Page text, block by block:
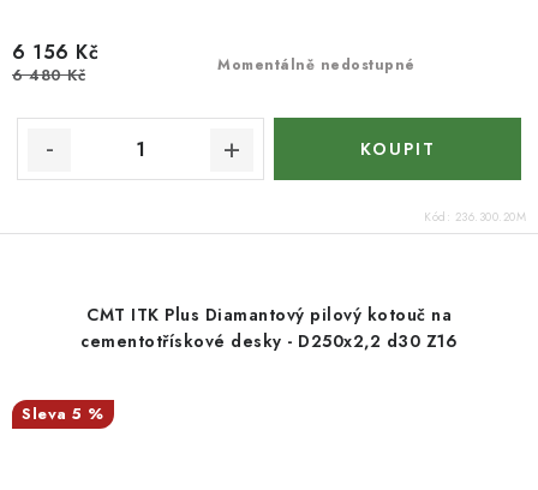
Momentálně nedostupné
6 156 Kč
6 480 Kč
Kód: 236.300.20M
CMT ITK Plus Diamantový pilový kotouč na
cementotřískové desky - D250x2,2 d30 Z16
5 %